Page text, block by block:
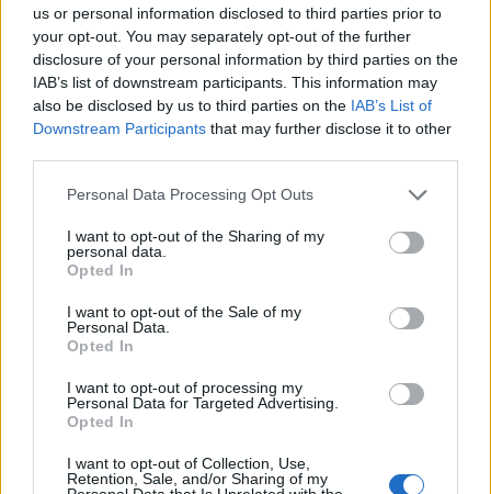
us or personal information disclosed to third parties prior to
your opt-out. You may separately opt-out of the further
disclosure of your personal information by third parties on the
IAB’s list of downstream participants. This information may
also be disclosed by us to third parties on the IAB’s List of
Downstream Participants that may further disclose it to other
Personal Data Processing Opt Outs
I want to opt-out of the Sharing of my
personal data.
Opted In
I want to opt-out of the Sale of my
Personal Data.
Opted In
I want to opt-out of processing my
Personal Data for Targeted Advertising.
Opted In
I want to opt-out of Collection, Use,
Retention, Sale, and/or Sharing of my
Afficher la carte